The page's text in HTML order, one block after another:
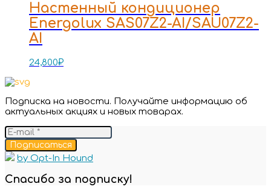
Настенный кондиционер
Energolux SAS07Z2-AI/SAU07Z2-
AI
24,800₽
Подписка на новости. Получайте информацию об
актуальных акциях и новых товарах.
Подписаться
by Opt-In Hound
Спасибо за подписку!